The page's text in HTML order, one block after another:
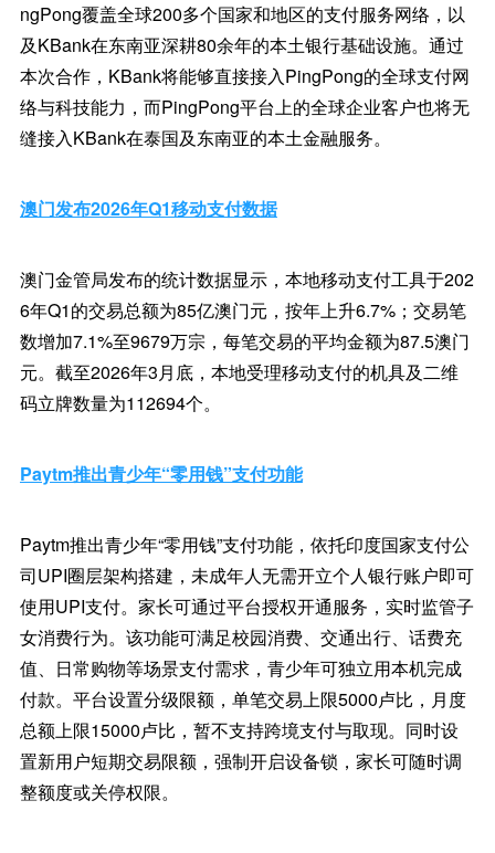
ngPong覆盖全球200多个国家和地区的支付服务网络，以
及KBank在东南亚深耕80余年的本土银行基础设施。通过
本次合作，KBank将能够直接接入PingPong的全球支付网
络与科技能力，而PingPong平台上的全球企业客户也将无
缝接入KBank在泰国及东南亚的本土金融服务。
澳门发布2026年Q1移动支付数据
澳门金管局发布的统计数据显示，本地移动支付工具于202
6年Q1的交易总额为85亿澳门元，按年上升6.7%；交易笔
数增加7.1%至9679万宗，每笔交易的平均金额为87.5澳门
元。截至2026年3月底，本地受理移动支付的机具及二维
码立牌数量为112694个。
Paytm推出青少年“零用钱”支付功能
Paytm推出青少年“零用钱”支付功能，依托印度国家支付公
司UPI圈层架构搭建，未成年人无需开立个人银行账户即可
使用UPI支付。家长可通过平台授权开通服务，实时监管子
女消费行为。该功能可满足校园消费、交通出行、话费充
值、日常购物等场景支付需求，青少年可独立用本机完成
付款。平台设置分级限额，单笔交易上限5000卢比，月度
总额上限15000卢比，暂不支持跨境支付与取现。同时设
置新用户短期交易限额，强制开启设备锁，家长可随时调
整额度或关停权限。